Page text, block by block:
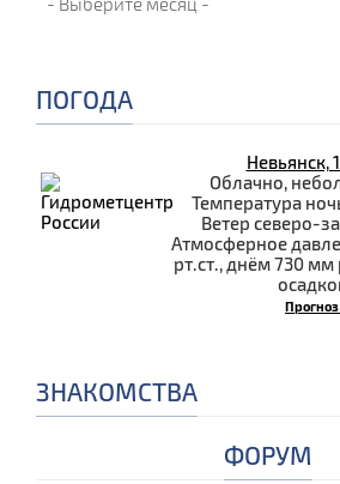
ПОГОДА
Невьянск,
Облачно,
Температура
Ветер северо-
Атмосферное
рт.ст., днём 730 мм
Прогноз
ЗНАКОМСТВА
ФОРУМ